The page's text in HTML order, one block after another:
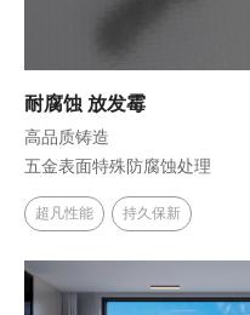
耐腐蚀 放发霉
高品质铸造
五金表面特殊防腐蚀处理
超凡性能 持久保新